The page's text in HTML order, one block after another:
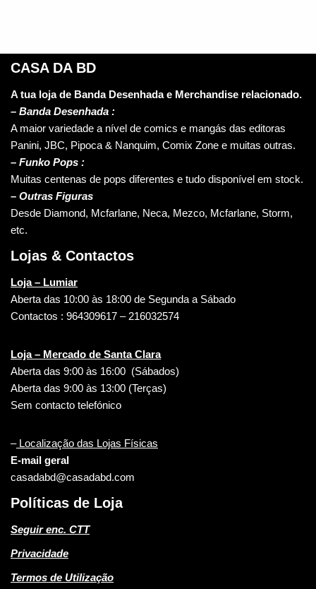
CASA DA BD
A tua loja de Banda Desenhada e Merchandise relacionado.
– Banda Desenhada :
A maior variedade a nível de comics e mangás das editoras
Panini, JBC, Pipoca & Nanquim, Comix Zone e muitas outras.
– Funko Pops :
Muitas centenas de pops diferentes e tudo disponível em stock.
– Outras Figuras
Desde Diamond, Mcfarlane, Neca, Mezco, Mcfarlane, Storm,
etc.
Lojas & Contactos
Loja – Lumiar
Aberta das 10:00 às 18:00 de Segunda a Sábado
Contactos : 964309617 – 216032574
Loja – Mercado de Santa Clara
Aberta das 9:00 às 16:00 (Sábados)
Aberta das 9:00 às 13:00 (Terças)
Sem contacto telefónico
–Localização das Lojas Físicas
E-mail geral
casadabd@casadabd.com
Políticas de Loja
Seguir enc. CTT
Privacidade
Termos de Utilização